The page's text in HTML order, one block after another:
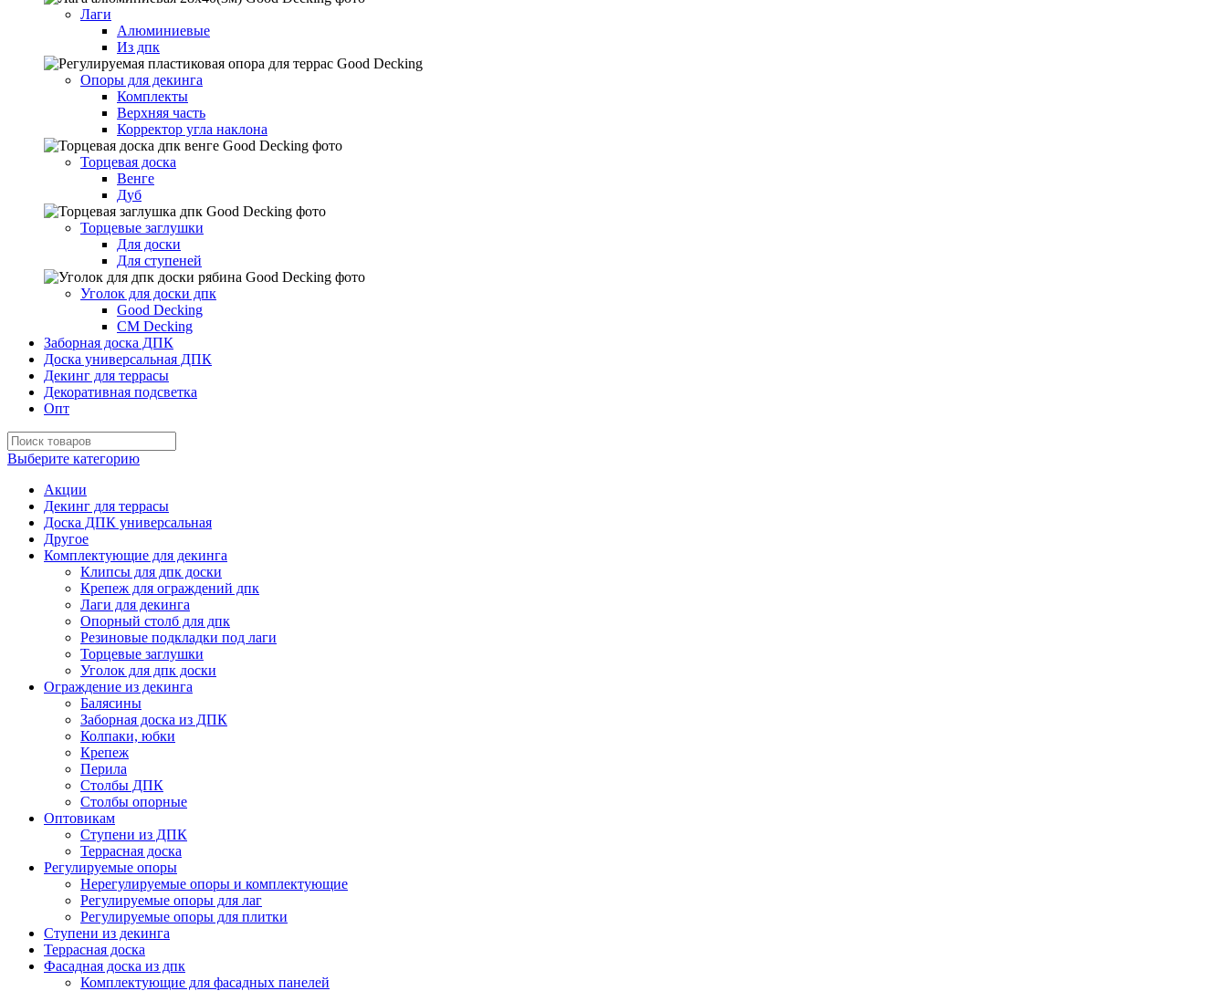
Лаги
Алюминиевые
Из дпк
Опоры для декинга
Комплекты
Верхняя часть
Корректор угла наклона
Торцевая доска
Венге
Дуб
Торцевые заглушки
Для доски
Для ступеней
Уголок для доски дпк
Good Decking
CM Decking
Заборная доска ДПК
Доска универсальная ДПК
Декинг для террасы
Декоративная подсветка
Опт
Выберите категорию
Акции
Декинг для террасы
Доска ДПК универсальная
Другое
Комплектующие для декинга
Клипсы для дпк доски
Крепеж для ограждений дпк
Лаги для декинга
Опорный столб для дпк
Резиновые подкладки под лаги
Торцевые заглушки
Уголок для дпк доски
Ограждение из декинга
Балясины
Заборная доска из ДПК
Колпаки, юбки
Крепеж
Перила
Столбы ДПК
Столбы опорные
Оптовикам
Ступени из ДПК
Террасная доска
Регулируемые опоры
Нерегулируемые опоры и комплектующие
Регулируемые опоры для лаг
Регулируемые опоры для плитки
Ступени из декинга
Террасная доска
Фасадная доска из дпк
Комплектующие для фасадных панелей